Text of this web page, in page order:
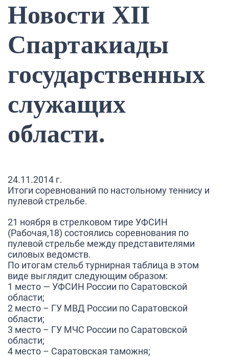
Новости XII
Спартакиады
государственных
служащих
области.
24.11.2014 г.
Итоги соревнований по настольному теннису и
пулевой стрельбе.
21 ноября в стрелковом тире УФСИН
(Рабочая,18) состоялись соревнования по
пулевой стрельбе между представителями
силовых ведомств.
По итогам стельб турнирная таблица в этом
виде выглядит следующим образом:
1 место — УФСИН России по Саратовской
области;
2 место – ГУ МВД России по Саратовской
области;
3 место – ГУ МЧС России по Саратовской
области;
4 место – Саратовская таможня;